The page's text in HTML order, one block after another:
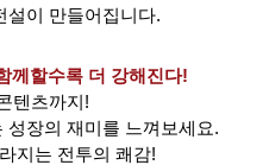
설이 만들어집니다.
께할수록 더 강해진다!
텐츠까지!
성장의 재미를 느껴보세요.
지는 전투의 쾌감!